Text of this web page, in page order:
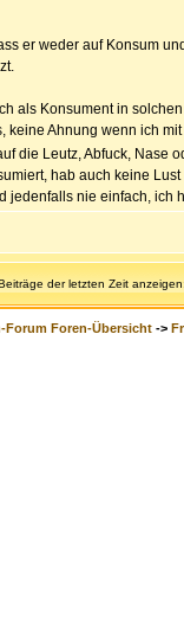
er weder auf Konsum
als Konsument in
keine Ahnung wenn ich
die Leutz, Abfuck, Nase
hab auch keine
jedenfalls nie einfach, ich
der letzten Zeit
Forum Foren-Übersicht ->